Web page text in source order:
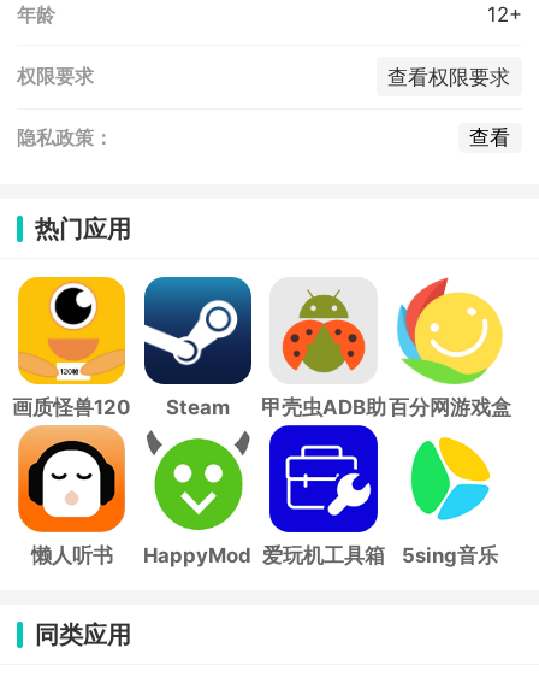
年龄 12+
权限要求 查看权限要求
隐私政策： 查看
热门应用
画质怪兽120
帧
Steam
甲壳虫ADB助
手
百分网游戏盒
子
懒人听书 HappyMod 爱玩机工具箱 5sing音乐
同类应用